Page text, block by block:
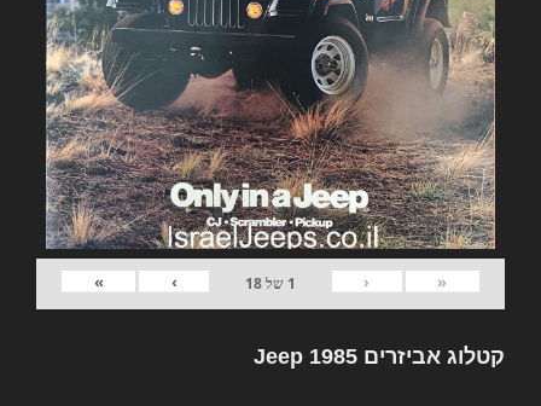
«
‹
1 של18
›
»
קטלוג אביזרים Jeep 1985